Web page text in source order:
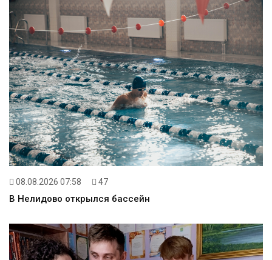
08.08.2026 07:58 47
В Нелидово открылся бассейн